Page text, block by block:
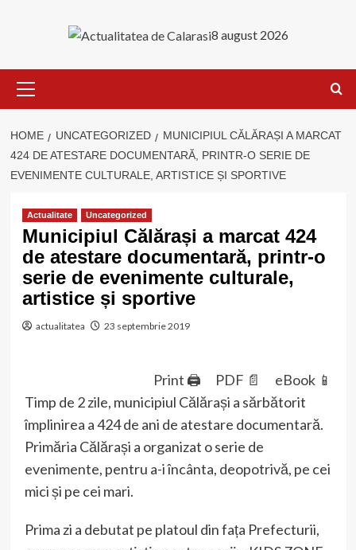
8 august 2026
Menu
HOME UNCATEGORIZED
MUNICIPIUL CĂLĂRAȘI A MARCAT
424 DE ATESTARE DOCUMENTARĂ, PRINTR-O SERIE DE
EVENIMENTE CULTURALE, ARTISTICE ȘI SPORTIVE
Actualitate Uncategorized
Municipiul Călărași a marcat 424
de atestare documentară, printr-o
serie de evenimente culturale,
artistice și sportive
actualitatea 23 septembrie 2019
Print 🖨 PDF 📄
eBook 📱
Timp de 2 zile, municipiul Călărași a sărbătorit
împlinirea a 424 de ani de atestare documentară.
Primăria Călărași a organizat o serie de
evenimente, pentru a-i încânta, deopotrivă, pe cei
mici și pe cei mari.
Prima zi a debutat pe platoul din fața Prefecturii,